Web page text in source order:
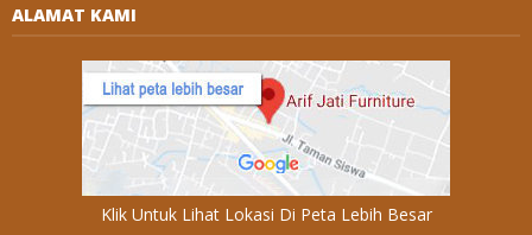
ALAMAT KAMI
Klik Untuk Lihat Lokasi Di Peta Lebih Besar